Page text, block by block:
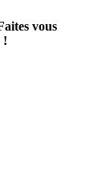
vous
!